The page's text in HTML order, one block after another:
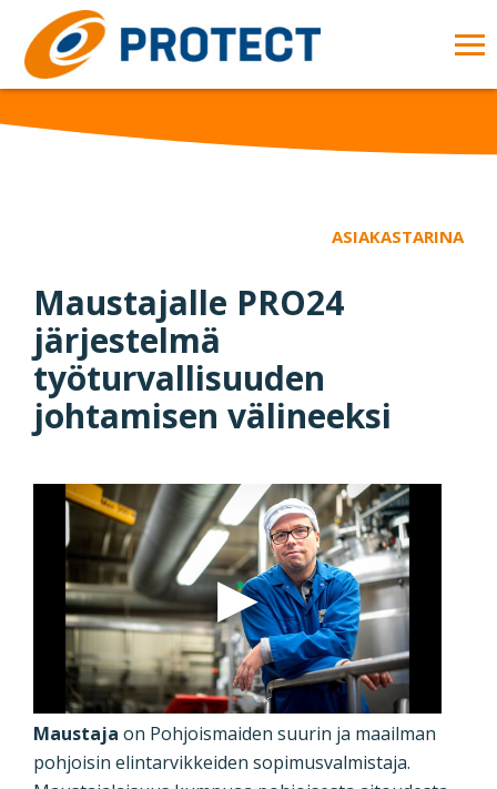
Skip to main content
ASIAKASTARINA
Maustajalle PRO24
järjestelmä
työturvallisuuden
johtamisen välineeksi
Maustaja on Pohjoismaiden suurin ja maailman
pohjoisin elintarvikkeiden sopimusvalmistaja.